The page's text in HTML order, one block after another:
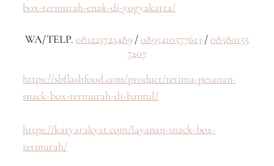
box-termurah-enak-di-yogyakarta/
WA/TELP. 081225723489 /0895410577613 /08580155
7407
https://sbflashfood.com/product/terima-pesanan-
snack-box-termurah-di-bantul/
https://karyarakyat.com/layanan-snack-box-
termurah/